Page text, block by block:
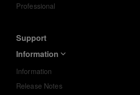
Professional
Support
Information
Information
Release Notes